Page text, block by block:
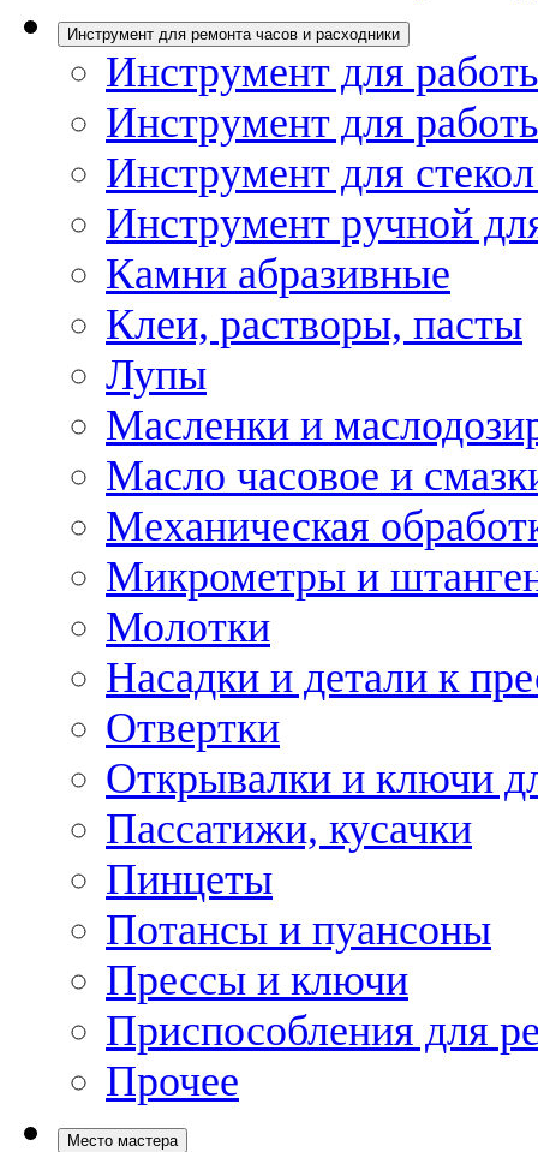
Инструмент для ремонта часов и расходники
Инструмент для
Инструмент для
Инструмент для
Инструмент ручной
Камни абразивные
Клеи, растворы, пасты
Лупы
Масленки и
Масло часовое и
Механическая
Микрометры и
Молотки
Насадки и детали к
Отвертки
Открывалки и ключи
Пассатижи, кусачки
Пинцеты
Потансы и пуансоны
Прессы и ключи
Приспособления для
Прочее
Место мастера